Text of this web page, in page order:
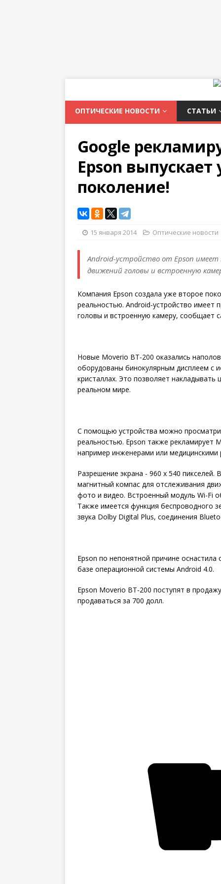
ОПТИЧЕСКИЕ НОВОСТИ СТАТЬИ
Google
Epson
поколение!
15 января 2014 Оптические новости
Android-устройство от Epson
движений головы и встроенную
Компания Epson создала уже второе
реальностью. Android-устройство имеет
головы и встроенную камеру, сообщает
Новые Moverio BT-200 оказались
оборудованы бинокулярным дисплеем с
кристаллах. Это позволяет
реальном мире.
C помощью устройства можно
реальностью. Epson также рекламирует
например инженерами или медицинскими
Разрешение экрана - 960 х 540 пикселей.
магнитный компас для отслеживания
фото и видео. Встроенный модуль Wi-Fi
Также имеется функция беспроводного
звука Dolby Digital Plus, соединения
Epson по непонятной причине
базе операционной системы Android 4.0.
Epson Moverio BT-200 поступят в
продаваться за 700 долл.